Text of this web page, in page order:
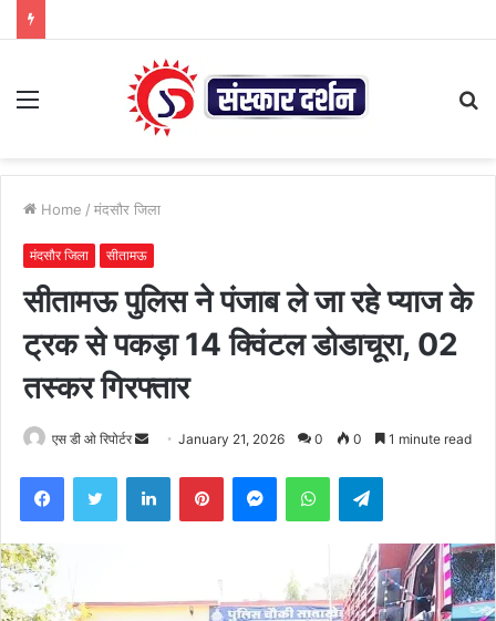
Menu
Home / मंदसौर जिला
मंदसौर जिला सीतामऊ
सीतामऊ पुलिस ने पंजाब ले जा रहे प्याज के
ट्रक से पकड़ा 14 क्विंटल डोडाचूरा, 02
तस्कर गिरफ्तार
एस डी ओ रिपोर्टर
Send January 21, 2026 0 0 1 minute read
FacebookTwitter LinkedInPinterestMessengerWhatsAppTelegram